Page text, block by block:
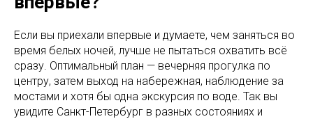
Если вы приехали впервые и думаете, чем заняться во
время белых ночей, лучше не пытаться охватить всё
сразу. Оптимальный план — вечерняя прогулка по
центру, затем выход на набережная, наблюдение за
мостами и хотя бы одна экскурсия по воде. Так вы
увидите Санкт-Петербург в разных состояниях и